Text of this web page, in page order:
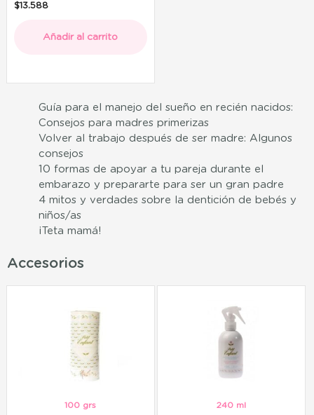
$13.588
Añadir al carrito
Guía para el manejo del sueño en recién nacidos:
Consejos para madres primerizas
Volver al trabajo después de ser madre: Algunos
consejos
10 formas de apoyar a tu pareja durante el
embarazo y prepararte para ser un gran padre
4 mitos y verdades sobre la dentición de bebés y
niños/as
¡Teta mamá!
Accesorios
100 grs 240 ml